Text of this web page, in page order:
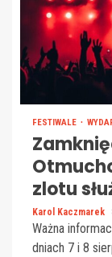
FESTIWALE
zlotu
Karol Kaczmarek
Ważna
dniach 7 i 8